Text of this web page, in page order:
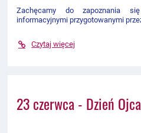
Zachęcamy do zapoznania
informacyjnymi przygotowanymi
Czytaj więcej
23 czerwca - Dzień Ojca